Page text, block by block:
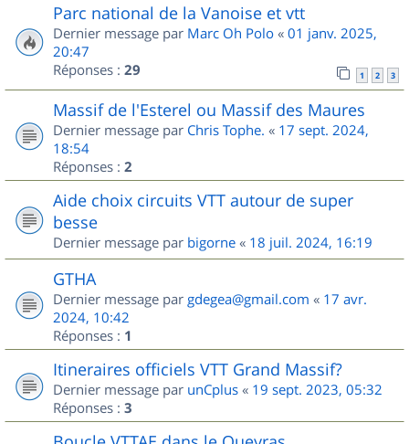
Parc national de la Vanoise et vtt
Dernier message par Marc Oh Polo « 01 janv. 2025,
20:47
Réponses : 29 1 2 3
Massif de l'Esterel ou Massif des Maures
Dernier message par Chris Tophe. « 17 sept. 2024,
18:54
Réponses : 2
Aide choix circuits VTT autour de super
besse
Dernier message par bigorne « 18 juil. 2024, 16:19
GTHA
Dernier message par gdegea@gmail.com « 17 avr.
2024, 10:42
Réponses : 1
Itineraires officiels VTT Grand Massif?
Dernier message par unCplus « 19 sept. 2023, 05:32
Réponses : 3